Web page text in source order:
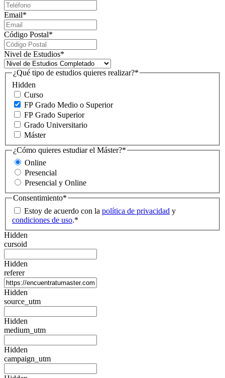
Email*
Código Postal*
Nivel de Estudios*
Hidden
¿Qué tipo de estudios quieres realizar?*
Curso
FP Grado Medio o Superior
FP Grado Superior
Grado Universitario
Máster
¿Cómo quieres estudiar el Máster?*
Online
Presencial
Presencial y Online
Consentimiento*
Estoy de acuerdo con la política de privacidad y
condiciones de uso.*
Hidden
cursoid
Hidden
referer
Hidden
source_utm
Hidden
medium_utm
Hidden
campaign_utm